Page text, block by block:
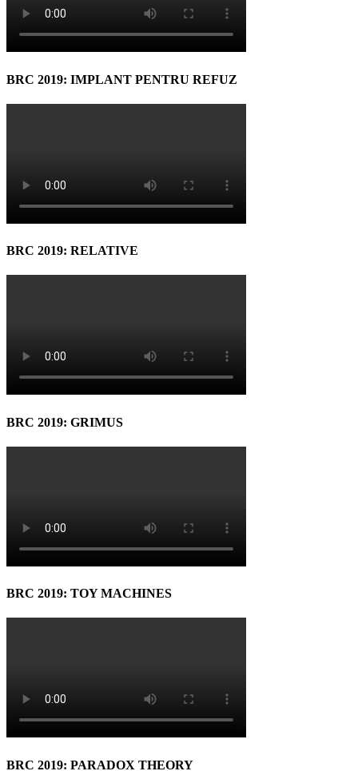
BRC 2019: IMPLANT PENTRU REFUZ
BRC 2019: RELATIVE
BRC 2019: GRIMUS
BRC 2019: TOY MACHINES
BRC 2019: PARADOX THEORY